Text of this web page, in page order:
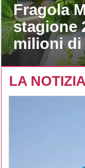
Fragola
stagione
milioni
LA